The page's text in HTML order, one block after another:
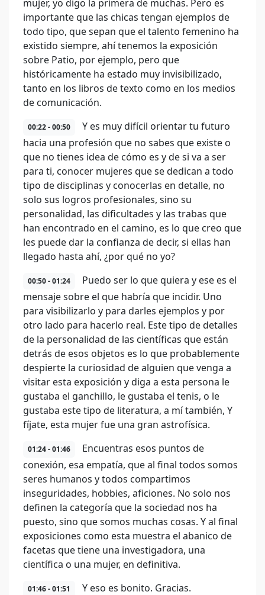
mujer, yo digo la primera de muchas. Pero es
importante que las chicas tengan ejemplos de
todo tipo, que sepan que el talento femenino ha
existido siempre, ahí tenemos la exposición
sobre Patio, por ejemplo, pero que
históricamente ha estado muy invisibilizado,
tanto en los libros de texto como en los medios
de comunicación.
00:22 - 00:50
Y es muy difícil orientar tu futuro
hacia una profesión que no sabes que existe o
que no tienes idea de cómo es y de si va a ser
para ti, conocer mujeres que se dedican a todo
tipo de disciplinas y conocerlas en detalle, no
solo sus logros profesionales, sino su
personalidad, las dificultades y las trabas que
han encontrado en el camino, es lo que creo que
les puede dar la confianza de decir, si ellas han
llegado hasta ahí, ¿por qué no yo?
00:50 - 01:24
Puedo ser lo que quiera y ese es el
mensaje sobre el que habría que incidir. Uno
para visibilizarlo y para darles ejemplos y por
otro lado para hacerlo real. Este tipo de detalles
de la personalidad de las científicas que están
detrás de esos objetos es lo que probablemente
despierte la curiosidad de alguien que venga a
visitar esta exposición y diga a esta persona le
gustaba el ganchillo, le gustaba el tenis, o le
gustaba este tipo de literatura, a mí también, Y
fíjate, esta mujer fue una gran astrofísica.
01:24 - 01:46
Encuentras esos puntos de
conexión, esa empatía, que al final todos somos
seres humanos y todos compartimos
inseguridades, hobbies, aficiones. No solo nos
definen la categoría que la sociedad nos ha
puesto, sino que somos muchas cosas. Y al final
exposiciones como esta muestra el abanico de
facetas que tiene una investigadora, una
científica o una mujer, en definitiva.
01:46 - 01:51 Y eso es bonito. Gracias.